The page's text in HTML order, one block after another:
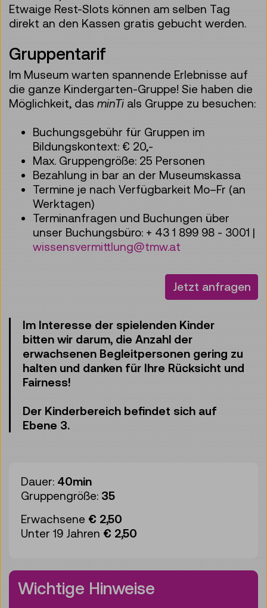
Etwaige Rest-Slots können am selben Tag
direkt an den Kassen gratis gebucht werden.
Gruppentarif
Im Museum warten spannende Erlebnisse auf
die ganze Kindergarten-Gruppe! Sie haben die
Möglichkeit, das minTi als Gruppe zu besuchen:
Buchungsgebühr für Gruppen im
Bildungskontext: € 20,-
Max. Gruppengröße: 25 Personen
Bezahlung in bar an der Museumskassa
Termine je nach Verfügbarkeit Mo–Fr (an
Werktagen)
Terminanfragen und Buchungen über
unser Buchungsbüro: + 43 1 899 98 - 3001 |
wissensvermittlung@tmw.at
Jetzt anfragen
Im Interesse der spielenden Kinder
bitten wir darum, die Anzahl der
erwachsenen Begleitpersonen gering zu
halten und danken für Ihre Rücksicht und
Fairness!
Der Kinderbereich befindet sich auf
Ebene 3.
Dauer: 40min
Gruppengröße: 35
Erwachsene € 2,50
Unter 19 Jahren € 2,50
Wichtige Hinweise